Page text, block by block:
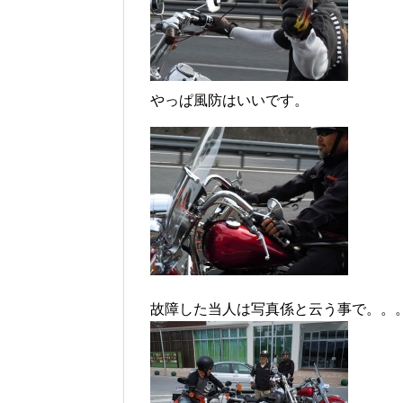
やっぱ風防はいいです。
故障した当人は写真係と云う事で。。